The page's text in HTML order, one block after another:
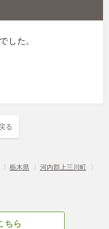
した。
る
〉 栃木県 〉 河内郡上三川町
〉
ちら